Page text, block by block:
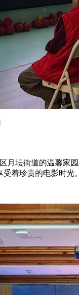
月坛街道的温馨家
着珍贵的电影时光。